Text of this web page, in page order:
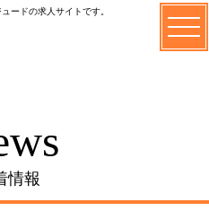
ードの求人サイトです。
情報